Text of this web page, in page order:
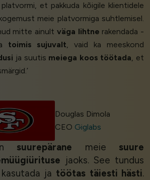
platvormi, et pakkuda kõigile klientidele
meie platvormiga suhtlemisel.
mitte ainult väga lihtne rakendada -
toimis sujuvalt, vaid ka meeskond
ja suutis meiega koos töötada, et
Douglas Dimola
CEO Giglabs
suurepärane meie suure
jaoks. See tundus
ja töötas täiesti hästi.